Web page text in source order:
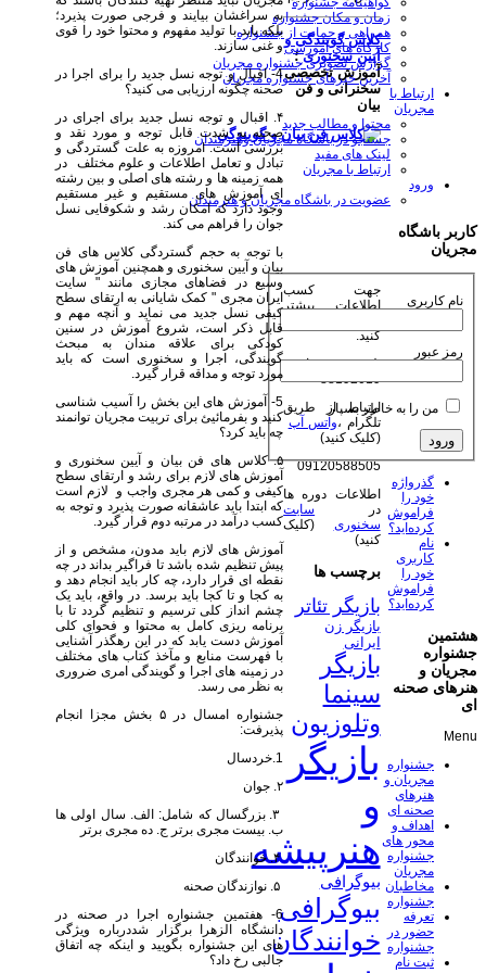
به سراغشان بیایند و فرجی صورت پذیرد؛
بلکه باید با تولید مفهوم و محتوا خود را قوی
و غنی سازند.
4- اقبال و توجه نسل جدید را برای اجرا در
صحنه چگونه ارزیابی می کنید؟
۴. اقبال و توجه نسل جدید برای اجرای در
صحنه به شدت قابل توجه و مورد نقد و
بررسی است. امروزه به علت گستردگی و
تبادل و تعامل اطلاعات و علوم مختلف در
همه زمینه ها و رشته های اصلی و بین رشته
ای آموزش های مستقیم و غیر مستقیم
وجود دارد که امکان رشد و شکوفایی نسل
جوان را فراهم می کند.
با توجه به حجم گستردگی کلاس های فن
بیان و آیین سخنوری و همچنین آموزش های
وسیع در فضاهای مجازی مانند " سایت
ایران مجری " کمک شایانی به ارتقای سطح
کیفی نسل جدید می نماید و آنچه مهم و
قابل ذکر است، شروع آموزش در سنین
کودکی برای علاقه مندان به مبحث
گویندگی، اجرا و سخنوری است که باید
مورد توجه و مداقه قرار گیرد.
5- آموزش های این بخش را آسیب شناسی
کنید و بفرمائیئ برای تربیت مجریان توانمند
چه باید کرد؟
۵. کلاس های فن بیان و آیین سخنوری و
آموزش های لازم برای رشد و ارتقای سطح
کیفی و کمی هر مجری واجب و لازم است
که ابتدا باید عاشقانه صورت پذیرد و توجه به
کسب درآمد در مرتبه دوم قرار گیرد.
آموزش های لازم باید مدون، مشخص و از
پیش تنظیم شده باشد تا فراگیر بداند در چه
نقطه ای قرار دارد، چه کار باید انجام دهد و
به کجا و تا کجا باید برسد. در واقع، باید یک
چشم انداز کلی ترسیم و تنظیم گردد تا با
برنامه ریزی کامل به محتوا و فحوای کلی
آموزش دست یابد که در این رهگذر آشنایی
با فهرست منابع و مآخذ کتاب های مختلف
در زمینه های اجرا و گویندگی امری ضروری
به نظر می رسد.
جشنواره امسال در ۵ بخش مجزا انجام
پذیرفت:
1.خردسال
۲. جوان
۳. بزرگسال که شامل: الف. سال اولی ها
ب. بیست مجری برتر ج. ده مجری برتر
۴. خوانندگان
6- هفتمین جشنواره اجرا در صحنه در
دانشگاه الزهرا برگزار شددرباره ویژگی
های این جشنواره بگویید و اینکه چه اتفاق
جالبی رخ داد؟
کلاس گویندگی و
آیین سخنوری؛
آموزش تخصصی
سخنرانی و فن
بیان
جهت کسب
اطلاعات بیشتر
کنید.
تلفن ثبت نام :
88192019
ارتباط از طریق
تلگرام ،واتس آپ
(کلیک کنید)
09120588505
اطلاعات دوره ها
در سایت
سخنوری (کلیک
کنید)
برچسب ها
بازیگر تئاتر
بازیگر زن
ایرانی
بازیگر
سینما
وتلوزیون
بازیگر
و
هنرپیشه
بیوگرافی
بیوگرافی
خوانندگان
زمان و مکان جشنواره
همراهی و حمایت از جشنواره
کارگاه های آموزشی
گزارش تصویری جشنواره مجریان
آخرین خبرهای جشنواره مجریان
ارتباط با
مجریان
محتوا و مطالب جدید
جستجو در باشگاه مجریان وهنرمندان
لینک های مفید
ارتباط با مجریان
ورود
عضویت در باشگاه مجریان و هنرمندان
کاربر باشگاه
مجریان
نام کاربری
رمز عبور
من را به خاطر بسپار
گذرواژه
خود را
فراموش
کرده‌اید؟
نام
کاربری
خود را
فراموش
کرده‌اید؟
هشتمین
جشنواره
مجریان و
هنرهای صحنه
ای
Menu
جشنواره
مجریان و
هنرهای
صحنه ای
اهداف و
محور های
جشنواره
مجریان
مخاطبان
جشنواره
تعرفه
حضور در
جشنواره
ثبت نام